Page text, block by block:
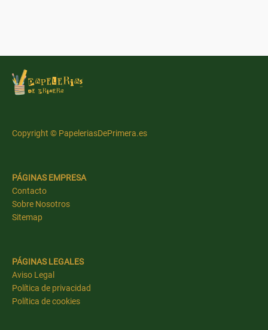
Copyright © PapeleriasDePrimera.es
PÁGINAS EMPRESA
Contacto
Sobre Nosotros
Sitemap
PÁGINAS LEGALES
Aviso Legal
Política de privacidad
Política de cookies